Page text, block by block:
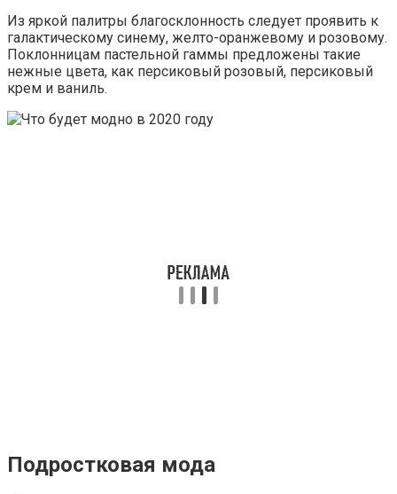
Из яркой палитры благосклонность следует проявить к
галактическому синему, желто-оранжевому и розовому.
Поклонницам пастельной гаммы предложены такие
нежные цвета, как персиковый розовый, персиковый
крем и ваниль.
Подростковая мода